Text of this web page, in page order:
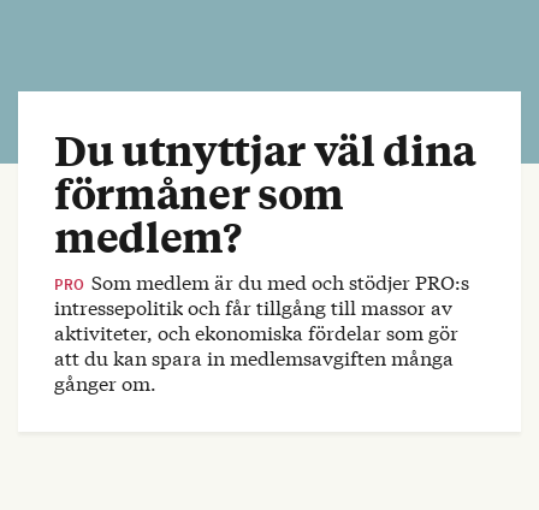
Du utnyttjar väl dina
förmåner som
medlem?
PRO Som medlem är du med och stödjer PRO:s
intressepolitik och får tillgång till massor av
aktiviteter, och ekonomiska fördelar som gör
att du kan spara in medlemsavgiften många
gånger om.